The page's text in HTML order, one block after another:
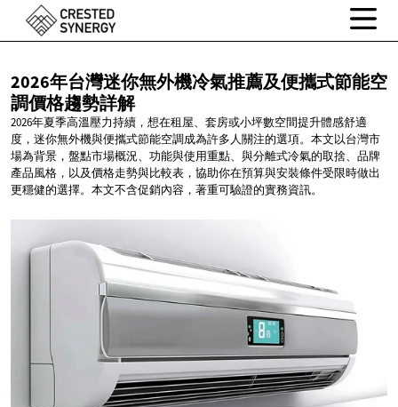
2026年台灣迷你無外機冷氣推薦及便攜式節能空
調價格趨勢詳解
2026年夏季高溫壓力持續，想在租屋、套房或小坪數空間提升體感舒適
度，迷你無外機與便攜式節能空調成為許多人關注的選項。本文以台灣市
場為背景，盤點市場概況、功能與使用重點、與分離式冷氣的取捨、品牌
產品風格，以及價格走勢與比較表，協助你在預算與安裝條件受限時做出
更穩健的選擇。本文不含促銷內容，著重可驗證的實務資訊。